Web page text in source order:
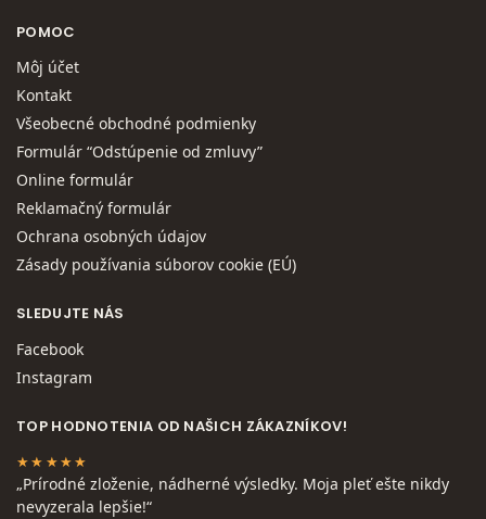
POMOC
Môj účet
Kontakt
Všeobecné obchodné podmienky
Formulár “Odstúpenie od zmluvy”
Online formulár
Reklamačný formulár
Ochrana osobných údajov
Zásady používania súborov cookie (EÚ)
SLEDUJTE NÁS
Facebook
Instagram
TOP HODNOTENIA OD NAŠICH ZÁKAZNÍKOV!
★★★★★
„Prírodné zloženie, nádherné výsledky. Moja pleť ešte nikdy
nevyzerala lepšie!“